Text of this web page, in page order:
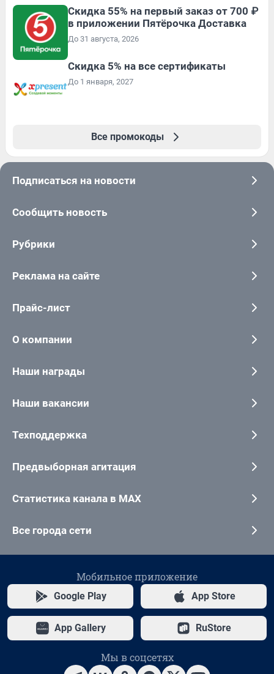
Скидка 55% на первый заказ от 700 ₽
в приложении Пятёрочка Доставка
До 31 августа, 2026
Скидка 5% на все сертификаты
До 1 января, 2027
Все промокоды
Подписаться на новости
Сообщить новость
Рубрики
Реклама на сайте
Прайс-лист
О компании
Наши награды
Наши вакансии
Техподдержка
Предвыборная агитация
Статистика канала в MAX
Все города сети
Мобильное приложение
Google Play App Store
App Gallery RuStore
Мы в соцсетях